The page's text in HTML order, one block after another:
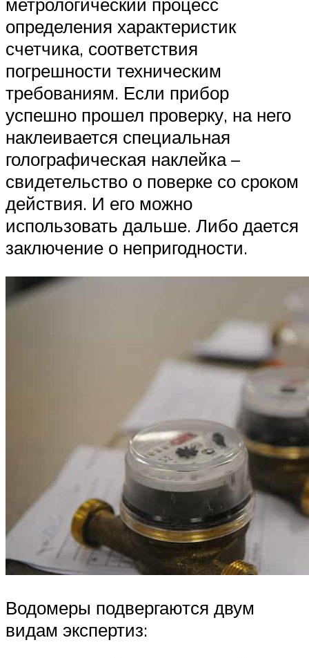
определения характеристик
счетчика, соответствия
погрешности техническим
требованиям. Если прибор
успешно прошел проверку, на него
наклеивается специальная
голографическая наклейка –
свидетельство о поверке со сроком
действия. И его можно
использовать дальше. Либо дается
заключение о непригодности.
Водомеры подвергаются двум
видам экспертиз: